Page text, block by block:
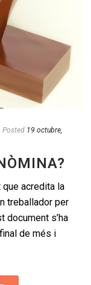
Posted 19 octubre,
que acredita la
treballador per
document s’ha
de més i